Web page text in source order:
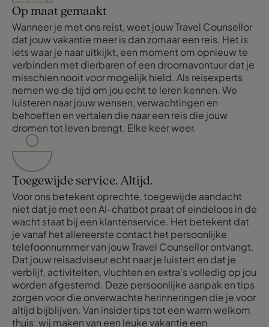
Op maat gemaakt
Wanneer je met ons reist, weet jouw Travel Counsellor
dat jouw vakantie meer is dan zomaar een reis. Het is
iets waar je naar uitkijkt, een moment om opnieuw te
verbinden met dierbaren of een droomavontuur dat je
misschien nooit voor mogelijk hield. Als reisexperts
nemen we de tijd om jou echt te leren kennen. We
luisteren naar jouw wensen, verwachtingen en
behoeften en vertalen die naar een reis die jouw
dromen tot leven brengt. Elke keer weer.
Toegewijde service. Altijd.
Voor ons betekent oprechte, toegewijde aandacht
niet dat je met een AI-chatbot praat of eindeloos in de
wacht staat bij een klantenservice. Het betekent dat
je vanaf het allereerste contact het persoonlijke
telefoonnummer van jouw Travel Counsellor ontvangt.
Dat jouw reisadviseur echt naar je luistert en dat je
verblijf, activiteiten, vluchten en extra’s volledig op jou
worden afgestemd. Deze persoonlijke aanpak en tips
zorgen voor die onverwachte herinneringen die je voor
altijd bijblijven. Van insider tips tot een warm welkom
thuis: wij maken van een leuke vakantie een